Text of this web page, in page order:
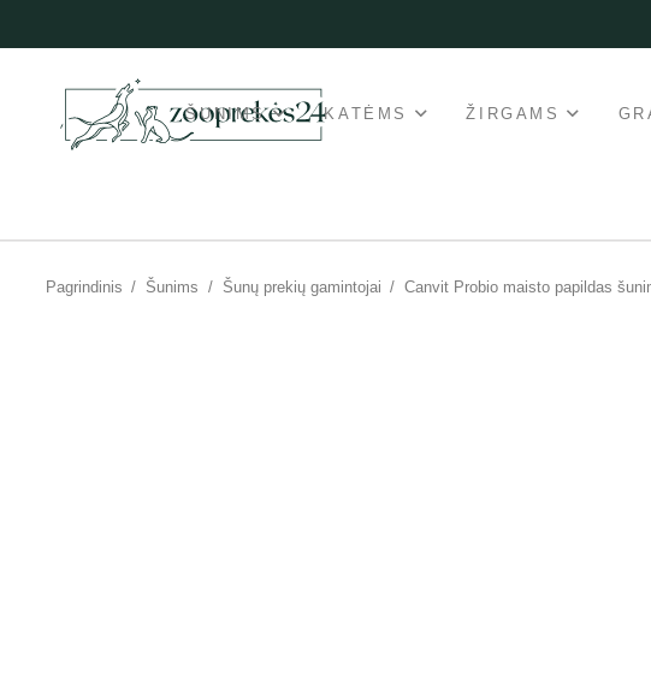
ŠUNIMS KATĖMS ŽIRGAMS
Pagrindinis / Šunims / Šunų prekių gamintojai / Canvit Probio maisto papildas